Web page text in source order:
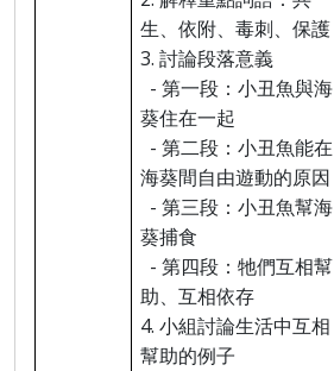
生、依附、毒刺、保護
3. 討論段落意義
- 第一段：小丑魚與海
葵住在一起
- 第二段：小丑魚能在
海葵間自由遊動的原因
- 第三段：小丑魚幫海
葵捕食
- 第四段：牠們互相幫
助、互相依存
4. 小組討論生活中互相
幫助的例子